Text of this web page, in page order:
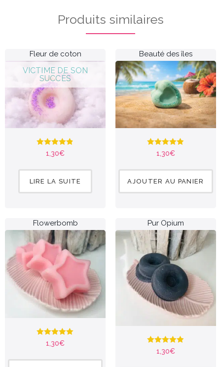
Produits similaires
Fleur de coton
1,30€
Note4.81
sur 5
LIRE LA SUITE
Beauté des îles
1,30€
Note4.90
sur 5
AJOUTER AU PANIER
Flowerbomb
1,30€
Note5.00
sur 5
Pur Opium
1,30€
Note4.85
sur 5